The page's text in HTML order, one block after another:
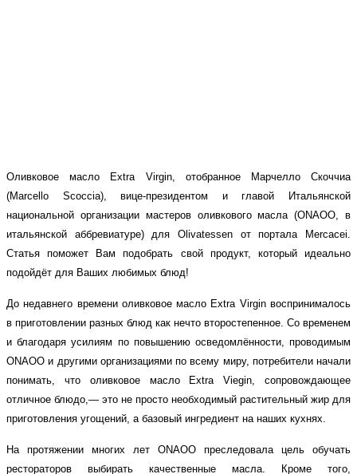
Оливковое масло Extra Virgin, отобранное Марчелло Скоччиа
(Marcello Scoccia), вице-президентом и главой Итальянской
национальной организации мастеров оливкового масла (ONAOO, в
итальянской аббревиатуре) для Olivatessen от портала Mercacei.
Статья поможет Вам подобрать свой продукт, который идеально
подойдёт для Ваших любимых блюд!
До недавнего времени оливковое масло Extra Virginвоспринималось
в приготовлении разных блюд как нечто второстепенное. Со временем
и благодаря усилиям по повышению осведомлённости, проводимым
ONAOO и другими организациями по всему миру, потребители начали
понимать, что оливковое масло
Extra Viegin, сопровождающее
отличное блюдо,— это не просто необходимый растительный жир для
приготовления угощений, а базовый ингредиент на наших кухнях.
На протяжении многих лет ONAOO преследовала цель обучать
рестораторов выбирать качественные масла. Кроме того,